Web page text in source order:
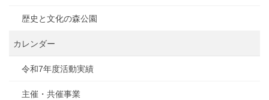
歴史と文化の森公園
カレンダー
令和7年度活動実績
主催・共催事業